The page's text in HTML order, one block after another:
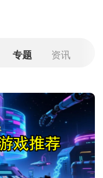
专题 资讯